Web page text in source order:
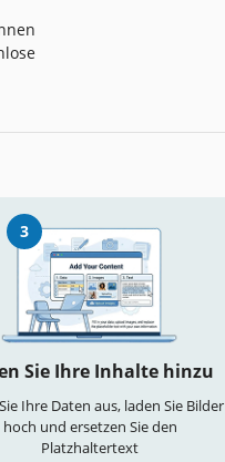
3
Sie Ihre Inhalte hinzu
Ihre Daten aus, laden Sie Bilder
hoch und ersetzen Sie den
Platzhaltertext